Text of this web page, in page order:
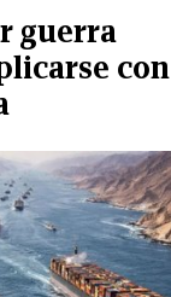
guerra
con